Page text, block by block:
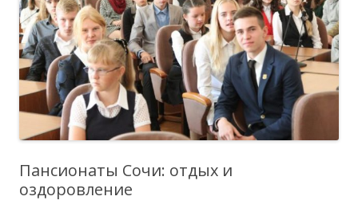
Пансионаты Сочи: отдых и
оздоровление